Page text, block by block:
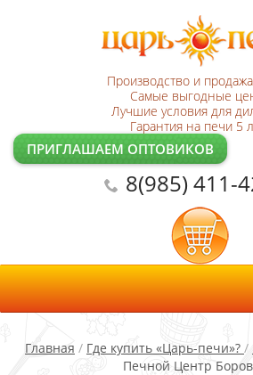
Производство и
Самые выгодные
Лучшие условия для
Гарантия на печи 5
ПРИГЛАШАЕМ ОПТОВИКОВ
8(985) 411-
Главная / Где купить «Царь-печи»? /
Печной Центр